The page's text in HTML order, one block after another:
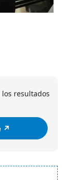
resultados
↗️